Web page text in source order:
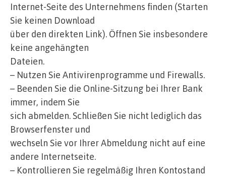
Internet-Seite des Unternehmens finden (Starten
Sie keinen Download
über den direkten Link). Öffnen Sie insbesondere
keine angehängten
Dateien.
– Nutzen Sie Antivirenprogramme und Firewalls.
– Beenden Sie die Online-Sitzung bei Ihrer Bank
immer, indem Sie
sich abmelden. Schließen Sie nicht lediglich das
Browserfenster und
wechseln Sie vor Ihrer Abmeldung nicht auf eine
andere Internetseite.
– Kontrollieren Sie regelmäßig Ihren Kontostand